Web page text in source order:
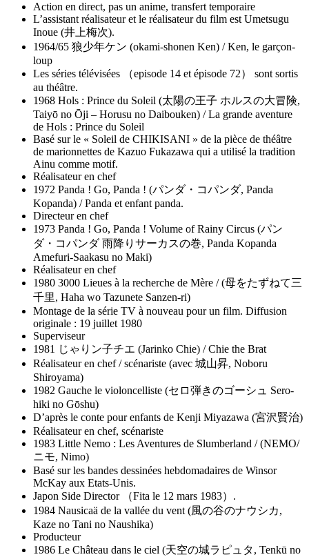
Action en direct, pas un anime, transfert temporaire
L’assistant réalisateur et le réalisateur du film est Umetsugu
Inoue (井上梅次).
1964/65 狼少年ケン (okami-shonen Ken) / Ken, le garçon-
loup
Les séries télévisées （episode 14 et épisode 72） sont sortis
au théâtre.
1968 Hols : Prince du Soleil (太陽の王子 ホルスの大冒険,
Taiyō no Ōji – Horusu no Daibouken) / La grande aventure
de Hols : Prince du Soleil
Basé sur le « Soleil de CHIKISANI » de la pièce de théâtre
de marionnettes de Kazuo Fukazawa qui a utilisé la tradition
Ainu comme motif.
Réalisateur en chef
1972 Panda ! Go, Panda ! (パンダ・コパンダ, Panda
Kopanda) / Panda et enfant panda.
Directeur en chef
1973 Panda ! Go, Panda ! Volume of Rainy Circus (パン
ダ・コパンダ 雨降りサーカスの巻, Panda Kopanda
Amefuri-Saakasu no Maki)
Réalisateur en chef
1980 3000 Lieues à la recherche de Mère / (母をたずねて三
千里, Haha wo Tazunete Sanzen-ri)
Montage de la série TV à nouveau pour un film. Diffusion
originale : 19 juillet 1980
Superviseur
1981 じゃりン子チエ (Jarinko Chie) / Chie the Brat
Réalisateur en chef / scénariste (avec 城山昇, Noboru
Shiroyama)
1982 Gauche le violoncelliste (セロ弾きのゴーシュ Sero-
hiki no Gōshu)
D’après le conte pour enfants de Kenji Miyazawa (宮沢賢治)
Réalisateur en chef, scénariste
1983 Little Nemo : Les Aventures de Slumberland / (NEMO/
ニモ, Nimo)
Basé sur les bandes dessinées hebdomadaires de Winsor
McKay aux Etats-Unis.
Japon Side Director （Fita le 12 mars 1983）.
1984 Nausicaä de la vallée du vent (風の谷のナウシカ,
Kaze no Tani no Naushika)
Producteur
1986 Le Château dans le ciel (天空の城ラピュタ, Tenkū no